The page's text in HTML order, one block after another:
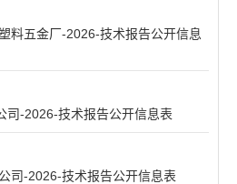
料五金厂-2026-技术报告公开信息
司-2026-技术报告公开信息表
司-2026-技术报告公开信息表